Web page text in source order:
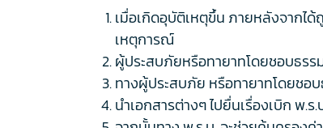
เมื่อเกิดอุบัติเหตุขึ้น ภายหลังจากได้
เหตุการณ์
ผู้ประสบภัยหรือทายาทโดยชอบธรร
ทางผู้ประสบภัย หรือทายาทโดยชอบ
นำเอกสารต่างๆ ไปยื่นเรื่องเบิก พ